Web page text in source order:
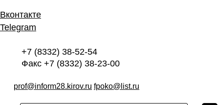
Вконтакте
Telegram
+7 (8332) 38-52-54
Факс +7 (8332) 38-23-00
prof@inform28.kirov.ru fpoko@list.ru